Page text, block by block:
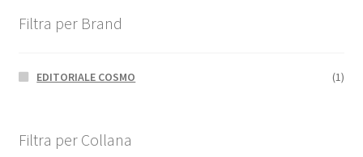
Filtra per Brand
EDITORIALE COSMO (1)
Filtra per Collana